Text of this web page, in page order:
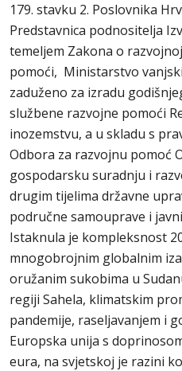
179. stavku 2. Poslovnika
Predstavnica podnositelja
temeljem Zakona o
pomoći, Ministarstvo
zaduženo za izradu
službene razvojne pomoći
inozemstvu, a u skladu s
Odbora za razvojnu pomoć
gospodarsku suradnju i
drugim tijelima državne
područne samouprave i
Istaknula je kompleksnost
mnogobrojnim globalnim
oružanim sukobima u
regiji Sahela, klimatskim
pandemije, raseljavanjem i
Europska unija s
eura, na svjetskoj je razini